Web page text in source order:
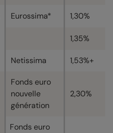
Eurossima* 1,30%
1,35%
Netissima 1,53%+
Fonds euro
nouvelle
génération
2,30%
Fonds euro